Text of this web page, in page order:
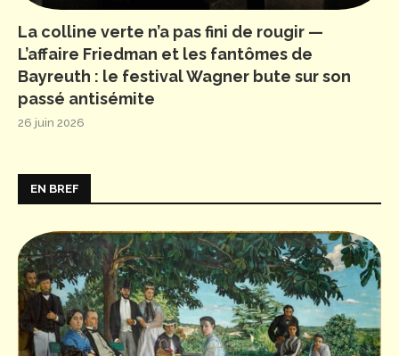
La colline verte n’a pas fini de rougir —
L’affaire Friedman et les fantômes de
Bayreuth : le festival Wagner bute sur son
passé antisémite
26 juin 2026
EN BREF